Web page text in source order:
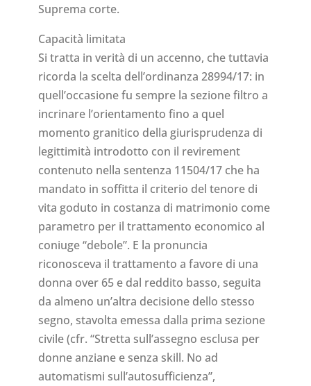
Suprema corte.
Capacità limitata
Si tratta in verità di un accenno, che tuttavia
ricorda la scelta dell’ordinanza 28994/17: in
quell’occasione fu sempre la sezione filtro a
incrinare l’orientamento fino a quel
momento granitico della giurisprudenza di
legittimità introdotto con il revirement
contenuto nella sentenza 11504/17 che ha
mandato in soffitta il criterio del tenore di
vita goduto in costanza di matrimonio come
parametro per il trattamento economico al
coniuge “debole”. E la pronuncia
riconosceva il trattamento a favore di una
donna over 65 e dal reddito basso, seguita
da almeno un’altra decisione dello stesso
segno, stavolta emessa dalla prima sezione
civile (cfr. “Stretta sull’assegno esclusa per
donne anziane e senza skill. No ad
automatismi sull’autosufficienza”,